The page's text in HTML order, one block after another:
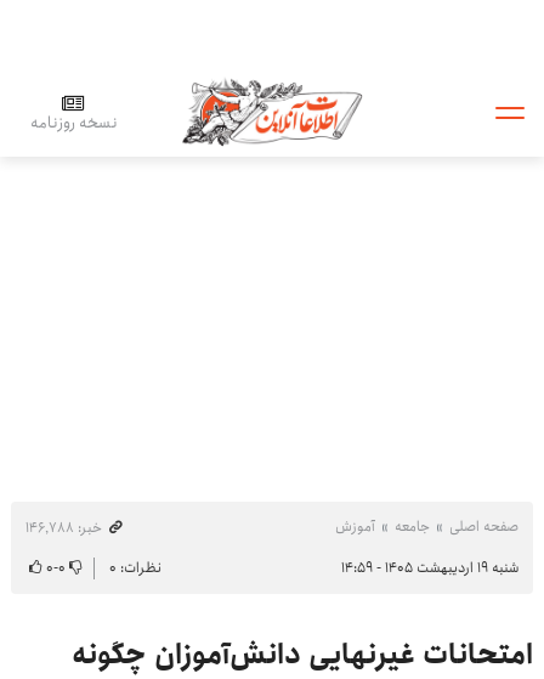
نسخه روزنامه
صفحه اصلی جامعه آموزش
خبر: ۱۴۶٬۷۸۸
شنبه ۱۹ اردیبهشت ۱۴۰۵ - ۱۴:۵۹
نظرات: ۰ ۰-۰
امتحانات غیرنهایی دانش‌آموزان چگونه